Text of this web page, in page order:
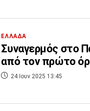
ΕΛΛΑΔΑ
Συναγερμός στο
από τον πρώτο
24 Ιουν 2025 13:45